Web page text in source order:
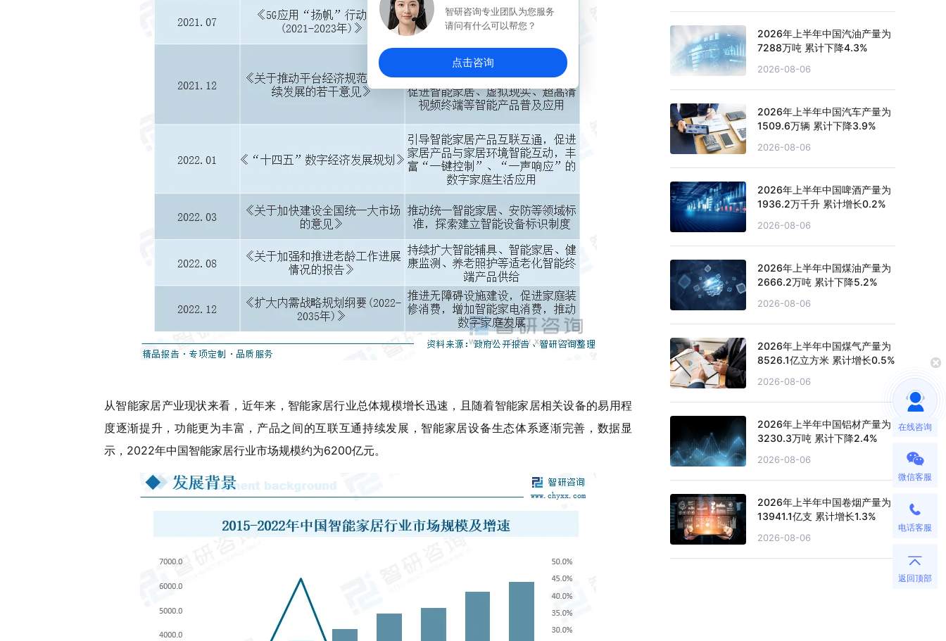
从智能家居产业现状来看，近年来，智能家居行业总体规模增长迅速，且随着智能家居相关设备的易用程
度逐渐提升，功能更为丰富，产品之间的互联互通持续发展，智能家居设备生态体系逐渐完善，数据显
示，2022年中国智能家居行业市场规模约为6200亿元。
2026年上半年中国汽油产量为
7288万吨 累计下降4.3%
2026-08-06
2026年上半年中国汽车产量为
1509.6万辆 累计下降3.9%
2026-08-06
2026年上半年中国啤酒产量为
1936.2万千升 累计增长0.2%
2026-08-06
2026年上半年中国煤油产量为
2666.2万吨 累计下降5.2%
2026-08-06
2026年上半年中国煤气产量为
8526.1亿立方米 累计增长0.5%
2026-08-06
2026年上半年中国铝材产量为
3230.3万吨 累计下降2.4%
2026-08-06
2026年上半年中国卷烟产量为
13941.1亿支 累计增长1.3%
2026-08-06
在线咨询
微信客服
电话客服
返回顶部
智研咨询专业团队为您服务
请问有什么可以帮您？
点击咨询